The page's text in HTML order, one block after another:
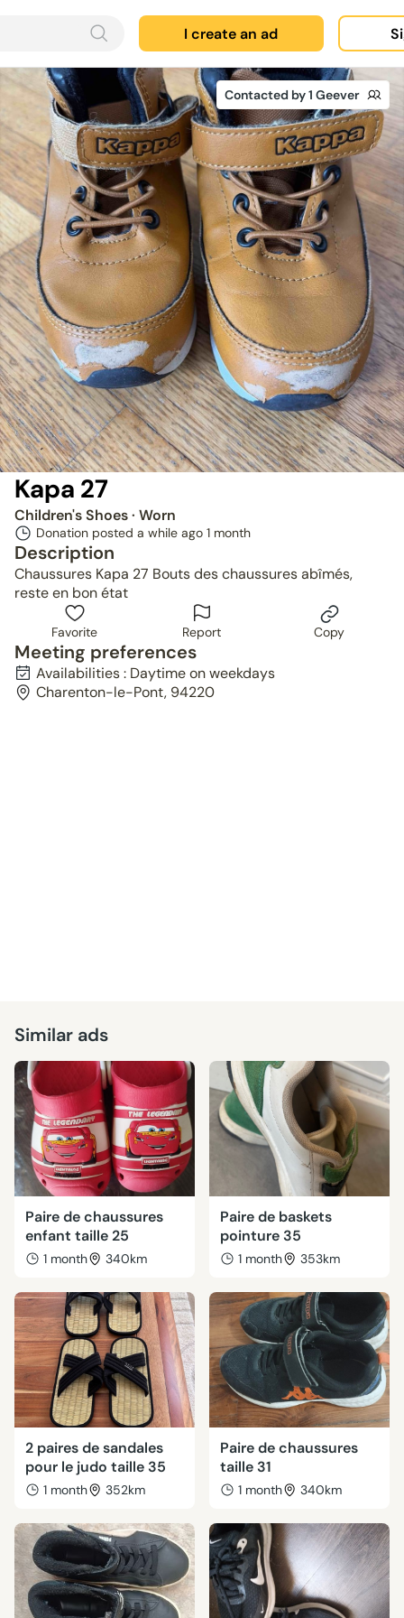
I create an ad
Contacted by 1 Geever
Kapa 27
Children's Shoes· Worn
Donation posted a while ago 1 month
Description
Chaussures Kapa 27 Bouts des chaussures abîmés,
reste en bon état
Favorite Report Copy
Meeting preferences
Availabilities : Daytime on weekdays
Charenton-le-Pont, 94220
Similar ads
Paire de chaussures
enfant taille 25
1 month 340km
Paire de baskets
pointure 35
1 month 353km
2 paires de sandales
pour le judo taille 35
1 month 352km
Paire de chaussures
taille 31
1 month 340km